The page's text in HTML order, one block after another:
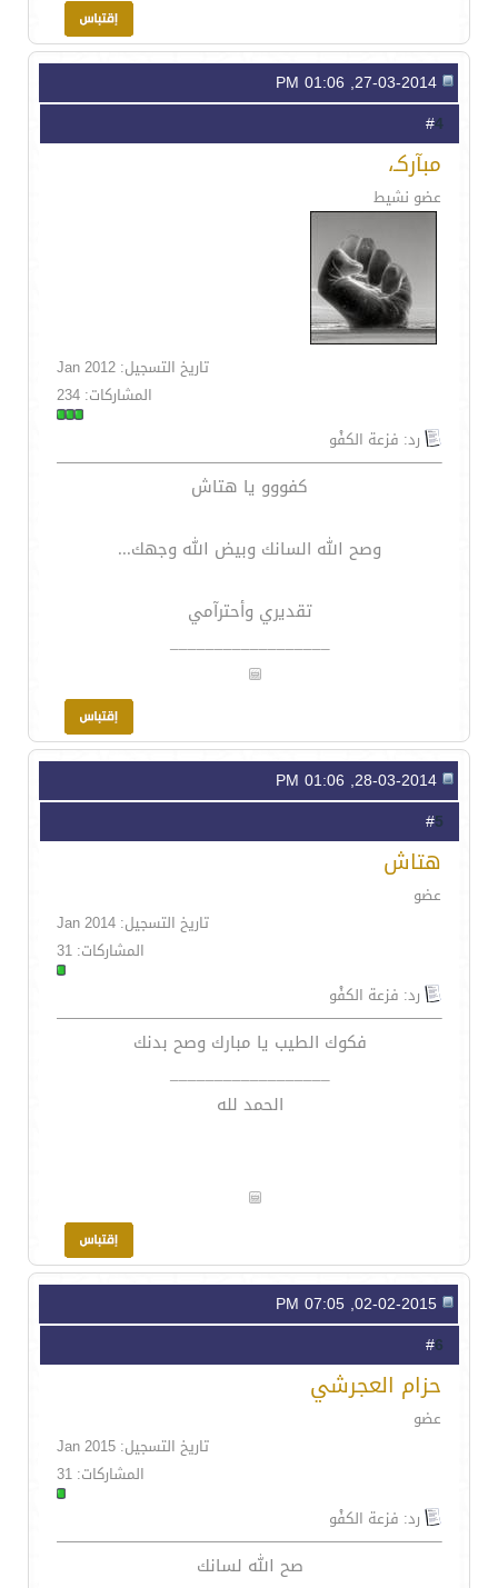
4
مبآركـ،
عضو نشيط
تاريخ التسجيل: Jan 2012
المشاركات: 234
رد: فزعة الكفْو
كفووو يا هتاش
وصح الله السانك وبيض الله وجهك...
تقديري وأحترآمي
__________________
5
هتاش
عضو
تاريخ التسجيل: Jan 2014
المشاركات: 31
رد: فزعة الكفْو
فكوك الطيب يا مبارك وصح بدنك
__________________
الحمد لله
6
حزام العجرشي
عضو
تاريخ التسجيل: Jan 2015
المشاركات: 31
رد: فزعة الكفْو
صح الله لسانك